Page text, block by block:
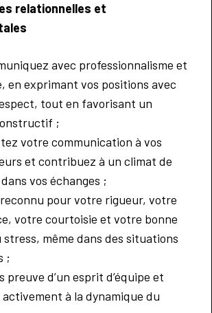
relationnelles et
avec professionnalisme et
en exprimant vos positions avec
tout en favorisant un
;
votre communication à vos
et contribuez à un climat de
vos échanges ;
pour votre rigueur, votre
votre courtoisie et votre bonne
stress, même dans des situations
;
preuve d’un esprit d’équipe et
à la dynamique du